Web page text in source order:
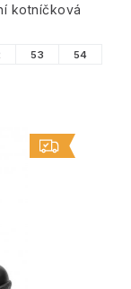
kotníčková
53 54